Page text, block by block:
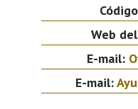
Web
E-mail:
E-mail: